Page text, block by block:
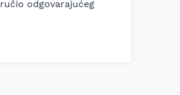
odgovarajućeg